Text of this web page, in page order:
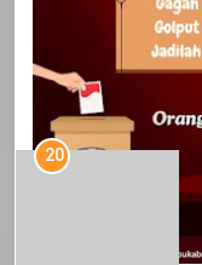
20